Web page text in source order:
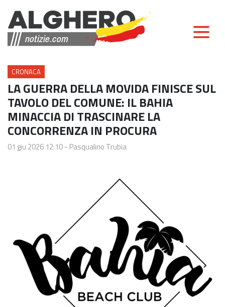
CRONACA
LA GUERRA DELLA MOVIDA FINISCE SUL
TAVOLO DEL COMUNE: IL BAHIA
MINACCIA DI TRASCINARE LA
CONCORRENZA IN PROCURA
01 giu 2026 12:10- Pasqualino Trubia